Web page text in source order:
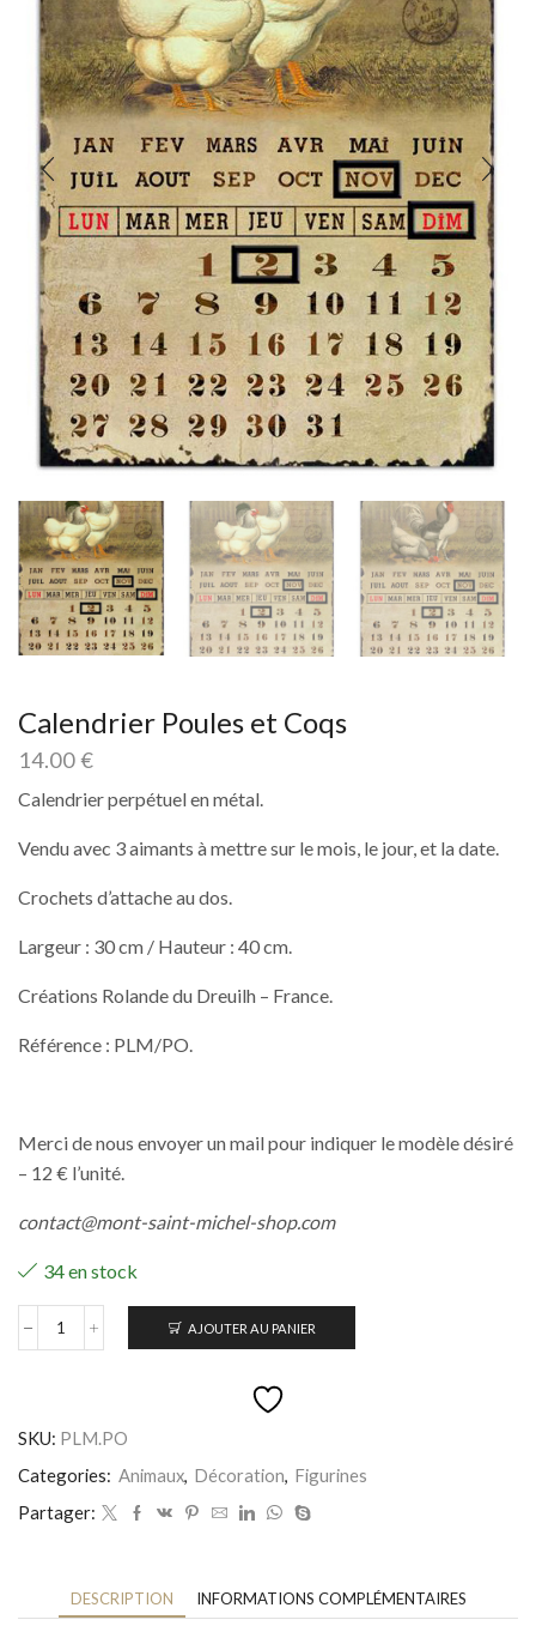
Calendrier Poules et Coqs
14.00€
Calendrier perpétuel en métal.
Vendu avec 3 aimants à mettre sur le mois, le jour, et la date.
Crochets d’attache au dos.
Largeur : 30 cm / Hauteur : 40 cm.
Créations Rolande du Dreuilh – France.
Référence : PLM/PO.
Merci de nous envoyer un mail pour indiquer le modèle désiré
– 12 € l’unité.
contact@mont-saint-michel-shop.com
34 en stock
quantité
Coqs
AJOUTER AU PANIER
SKU: PLM.PO
Categories: Animaux, Décoration, Figurines
Partager:
DESCRIPTION INFORMATIONS COMPLÉMENTAIRES